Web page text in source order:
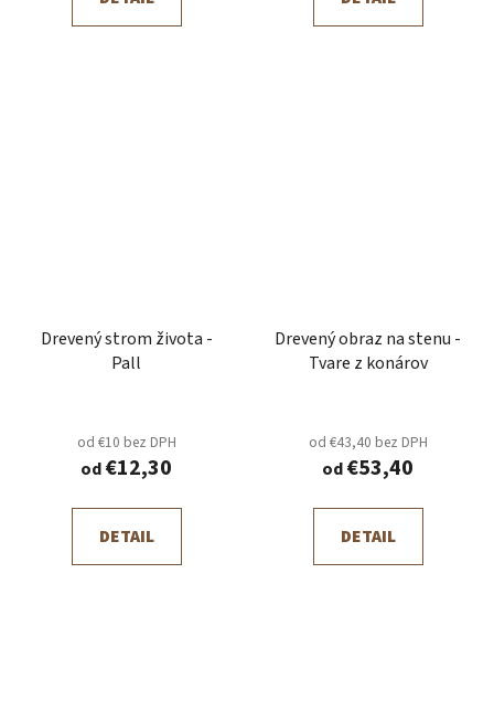
Drevený strom života -
Pall
od €10 bez DPH
od€12,30
DETAIL
Drevený obraz na stenu -
Tvare z konárov
od €43,40 bez DPH
od€53,40
DETAIL